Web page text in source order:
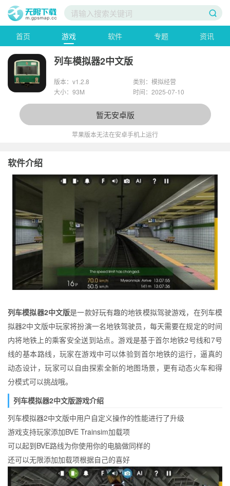
首页 游戏 软件 专题 资讯
列车模拟器2中文版
版本：v1.2.8
类别：模拟经营
大小：93M
时间：2025-07-10
暂无安卓版
苹果版本无法在安卓手机上运行
软件介绍
列车模拟器2中文版是一款好玩有趣的地铁模拟驾驶游戏，在列车模
拟器2中文版中玩家将扮演一名地铁驾驶员，每天需要在规定的时间
内将地铁上的乘客安全送到站点。游戏是基于首尔地铁2号线和7号
线的基本路线，玩家在游戏中可以体验到首尔地铁的运行，逼真的
动态设计，玩家可以自由探索全新的地图场景，更有动态火车和得
分模式可以挑战哦。
列车模拟器2中文版游戏介绍
列车模拟器2中文版中用户自定义操作的性能进行了升级
游戏支持玩家添加BVE Trainsim加载项
可以起到BVE路线为你使用你的电脑做同样的
还可以无限添加加载项根据自己的喜好